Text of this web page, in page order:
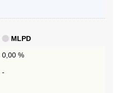
MLPD
0,00 %
-